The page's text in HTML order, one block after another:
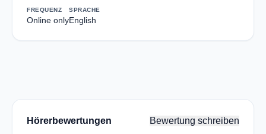
FREQUENZ
Online only
SPRACHE
English
Hörerbewertungen Bewertung schreiben